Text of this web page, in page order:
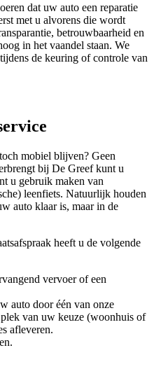
dat uw auto een reparatie
met u alvorens die wordt
betrouwbaarheid en
in het vaandel staan. We
de keuring of controle van
mobiel blijven? Geen
bij De Greef kunt u
u gebruik maken van
leenfiets. Natuurlijk houden
auto klaar is, maar in de
heeft u de volgende
vervoer of een
auto door één van onze
van uw keuze (woonhuis of
afleveren.